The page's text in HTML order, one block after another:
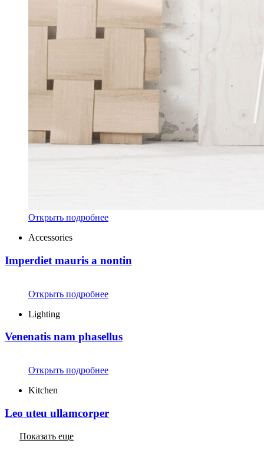
Открыть подробнее
Accessories
Imperdiet mauris a nontin
Открыть подробнее
Lighting
Venenatis nam phasellus
Открыть подробнее
Kitchen
Leo uteu ullamcorper
Показать еще